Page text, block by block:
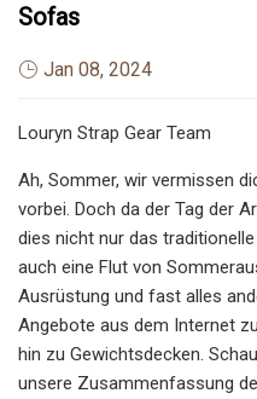
Sofas
Jan 08, 2024
Louryn Strap Gear Team
Ah, Sommer, wir vermissen
vorbei. Doch da der Tag der
dies nicht nur das
auch eine Flut von
Ausrüstung und fast alles
Angebote aus dem Internet
hin zu Gewichtsdecken.
unsere Zusammenfassung